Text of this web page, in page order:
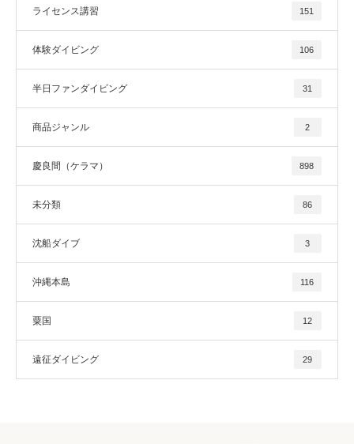
ライセンス講習 151
体験ダイビング 106
半日ファンダイビング 31
商品ジャンル 2
慶良間（ケラマ） 898
未分類 86
沈船ダイブ 3
沖縄本島 116
粟国 12
遠征ダイビング 29